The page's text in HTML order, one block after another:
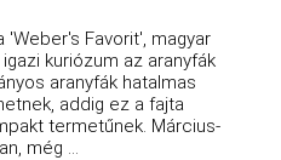
'Weber's Favorit', magyar
kuriózum az aranyfák
aranyfák hatalmas
addig ez a fajta
termetűnek. Március-
még ...